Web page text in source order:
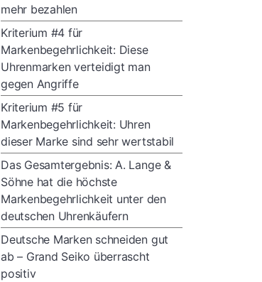
mehr bezahlen
Kriterium #4 für
Markenbegehrlichkeit: Diese
Uhrenmarken verteidigt man
gegen Angriffe
Kriterium #5 für
Markenbegehrlichkeit: Uhren
dieser Marke sind sehr wertstabil
Das Gesamtergebnis: A. Lange &
Söhne hat die höchste
Markenbegehrlichkeit unter den
deutschen Uhrenkäufern
Deutsche Marken schneiden gut
ab – Grand Seiko überrascht
positiv